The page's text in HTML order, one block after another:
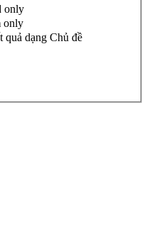
only
only
quả dạng Chủ đề